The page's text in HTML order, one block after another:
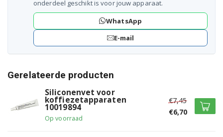
BAR32 0132151050
BAR32F 0132151040
BAR40 0132104027
BAR40 0132104028
onderdeel geschikt is voor jouw apparaat.
WhatsApp
E-mail
Gerelateerde producten
Siliconenvet voor
koffiezetapparaten
10019894
Op voorraad
€7,45
€6,70